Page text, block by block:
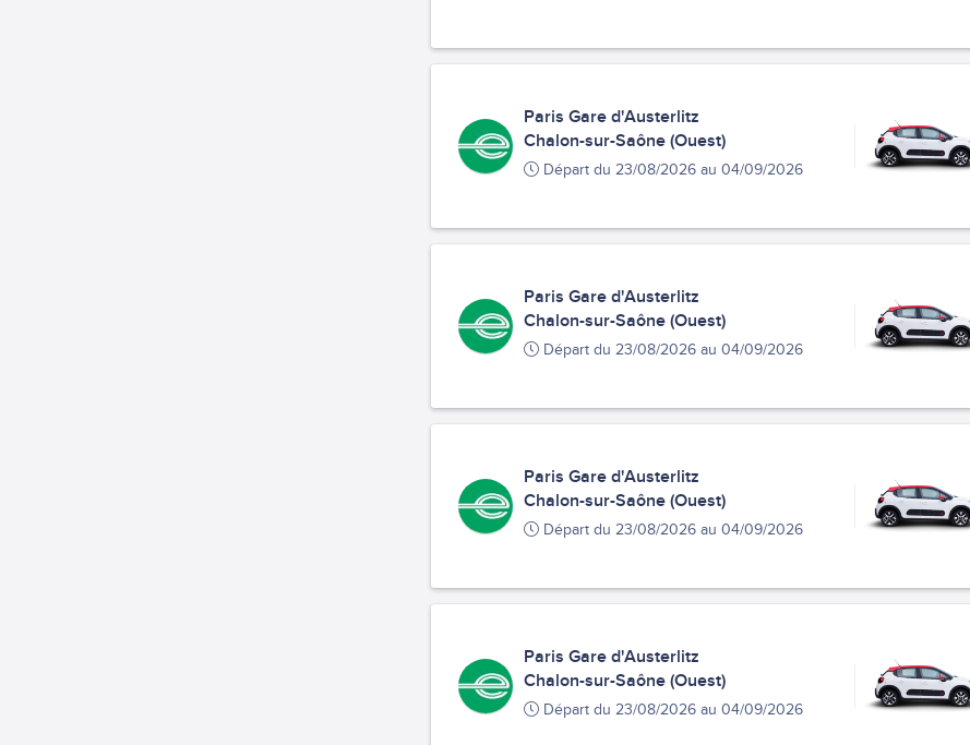
Paris Gare d'Austerlitz
Chalon-sur-Saône (Ouest)
Départ du 23/08/2026 au 04/09/2026
Paris Gare d'Austerlitz
Chalon-sur-Saône (Ouest)
Départ du 23/08/2026 au 04/09/2026
Paris Gare d'Austerlitz
Chalon-sur-Saône (Ouest)
Départ du 23/08/2026 au 04/09/2026
Paris Gare d'Austerlitz
Chalon-sur-Saône (Ouest)
Départ du 23/08/2026 au 04/09/2026